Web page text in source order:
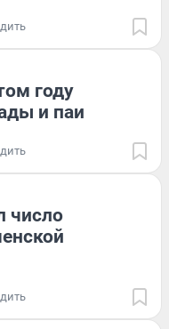
году
и паи
число